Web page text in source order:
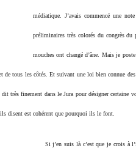
médiatique. J’avais commencé une
préliminaires très colorés du congrès
mouches ont changé d’âne. Mais je
de tous les côtés. Et suivant une loi bien connue
très finement dans le Jura pour désigner certaine
disent est cohérent que pourquoi ils le font.
Si j’en suis là c’est que je crois à